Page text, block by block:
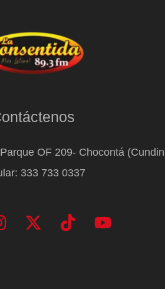
OF 209- Chocontá
333 733 0337